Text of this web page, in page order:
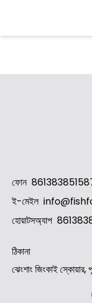
ফোন
ই-মেইল
হোয়াটসঅ্যাপ
ঠিকানা
ঝেংশাং জিংকাই স্কোয়ার,